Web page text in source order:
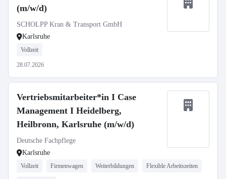
(m/w/d)
SCHOLPP Kran & Transport GmbH
Karlsruhe
Vollzeit
28.07.2026
Vertriebsmitarbeiter*in I Case
Management I Heidelberg,
Heilbronn, Karlsruhe (m/w/d)
Deutsche Fachpflege
Karlsruhe
Vollzeit Firmenwagen Weiterbildungen Flexible Arbeitszeiten